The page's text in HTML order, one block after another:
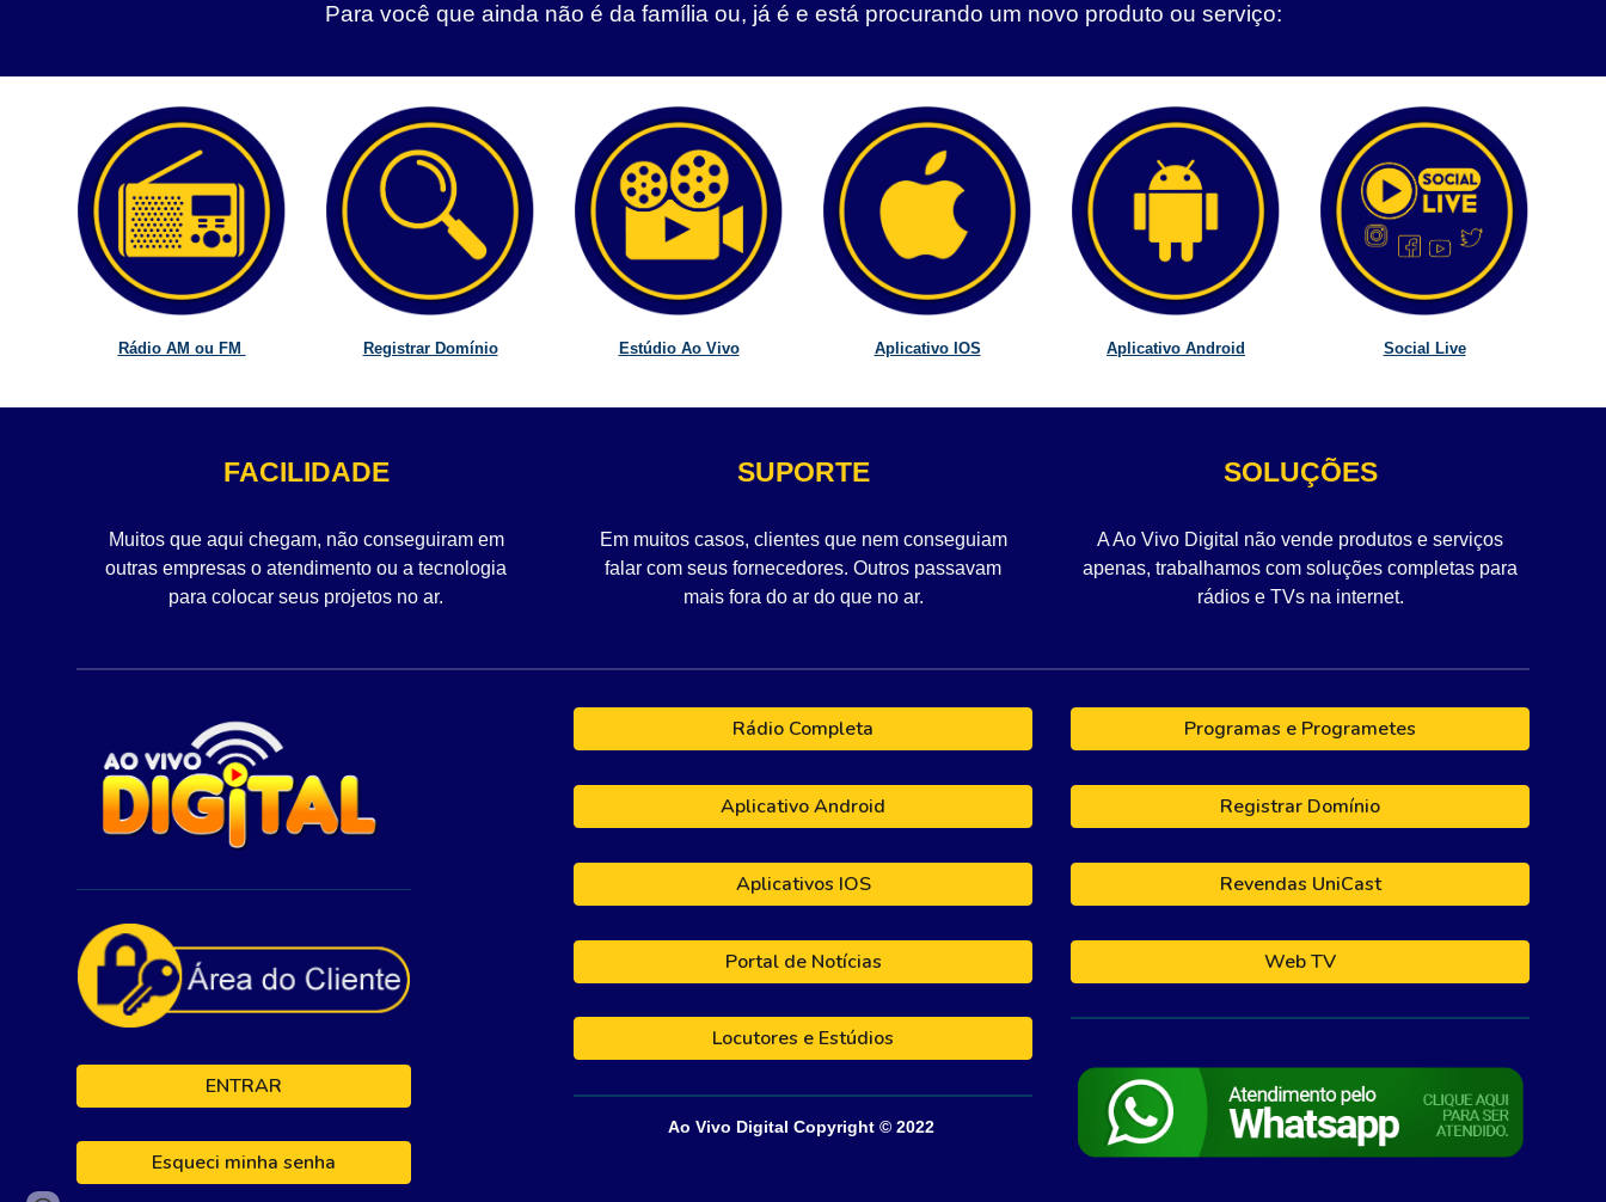
Para você que ainda não é da família ou, já é e está procurando um novo produto ou serviço:
Rádio AM ou FM Registrar Domínio Estúdio Ao Vivo Aplicativo IOS Aplicativo Android Social Live
FACILIDADE
Muitos que aqui chegam, não conseguiram em
outras empresas o atendimento ou a tecnologia
para colocar seus projetos no ar.
SUPORTE
Em muitos casos, clientes que nem conseguiam
falar com seus fornecedores. Outros passavam
mais fora do ar do que no ar.
SOLUÇÕES
A Ao Vivo Digital não vende produtos e serviços
apenas, trabalhamos com soluções completas para
rádios e TVs na internet.
ENTRAR
Esqueci minha senha
Rádio Completa
Aplicativo Android
Aplicativos IOS
Portal de Notícias
Locutores e Estúdios
Ao Vivo Digital Copyright © 2022
Programas e Programetes
Registrar Domínio
Revendas UniCast
Web TV